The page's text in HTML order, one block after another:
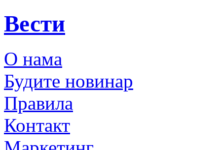
Вести
О нама
Будите новинар
Правила
Контакт